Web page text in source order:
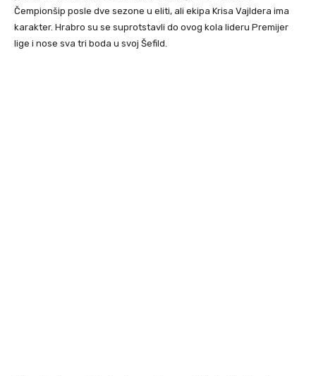
Čempionšip posle dve sezone u eliti, ali ekipa Krisa Vajldera ima
karakter. Hrabro su se suprotstavli do ovog kola lideru Premijer
lige i nose sva tri boda u svoj Šefild.